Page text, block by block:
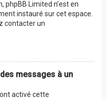
phpBB Limited n’est en
instauré sur cet espace.
contacter un
messages à un
activé cette